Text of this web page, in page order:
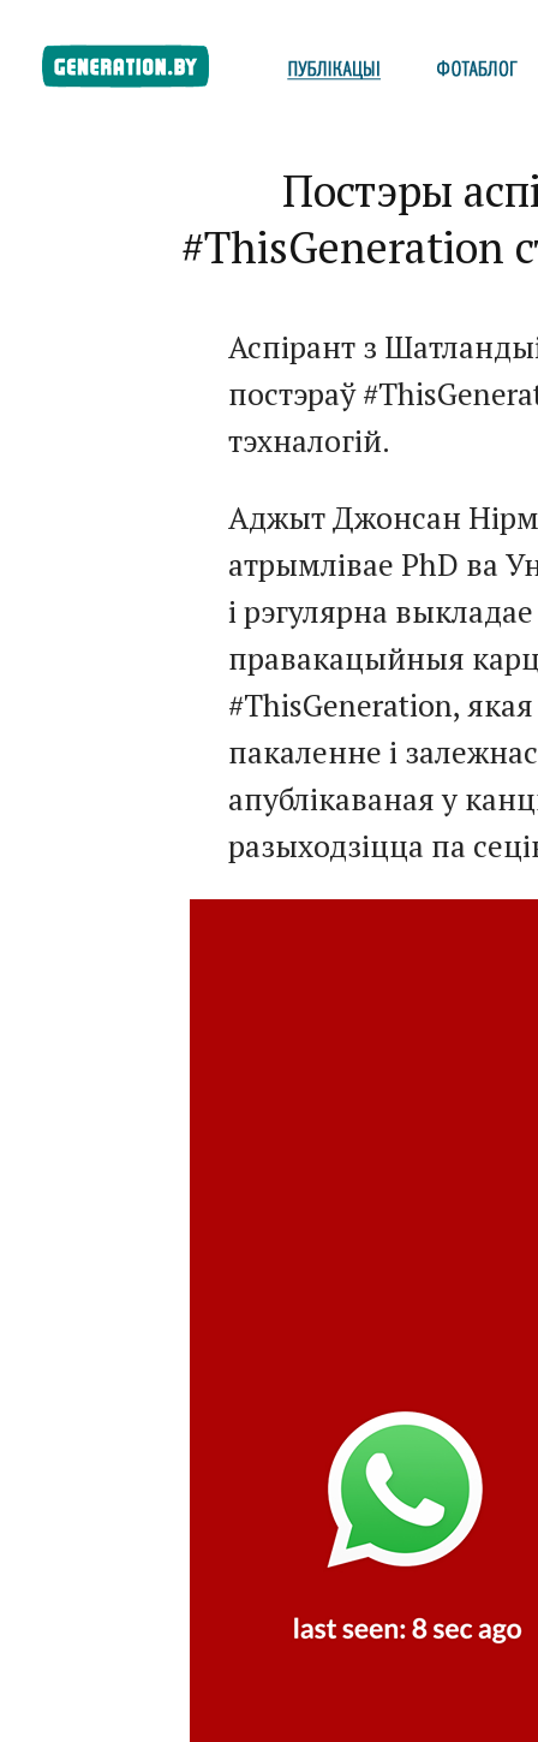
Постэры
#ThisGeneration
Аспірант з
постэраў
тэхналогій.
Аджыт Джонсан
атрымлівае PhD ва
і рэгулярна
правакацыйныя
#ThisGeneration,
пакаленне і
апублікаваная у
разыходзіцца па